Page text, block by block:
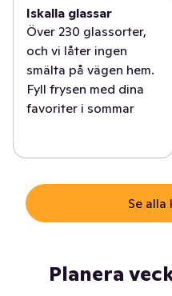
Iskalla glassar
Över 230 glassorter,
och vi låter ingen
smälta på vägen hem.
Fyll frysen med dina
favoriter i sommar
Se
Planera